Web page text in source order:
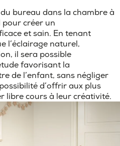
bureau dans la chambre à
pour créer un
et sain. En tenant
l’éclairage naturel,
il sera possible
favorisant la
de l’enfant, sans négliger
d’offrir aux plus
libre cours à leur créativité.